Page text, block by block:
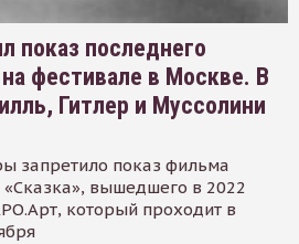
показ последнего
фестивале в Москве. В
Гитлер и Муссолини
запретило показ фильма
вышедшего в 2022
который проходит в